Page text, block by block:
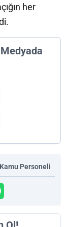
her
Kamu Personeli